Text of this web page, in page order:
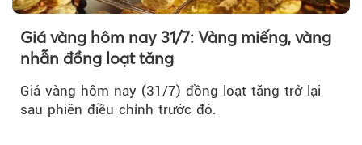
Giá vàng hôm nay 31/7: Vàng miếng, vàng
nhẫn đồng loạt tăng
Giá vàng hôm nay (31/7) đồng loạt tăng trở lại
sau phiên điều chỉnh trước đó.